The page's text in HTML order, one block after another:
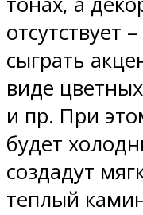
отсутствует
сыграть
виде
и пр. При
будет
создадут
теплый